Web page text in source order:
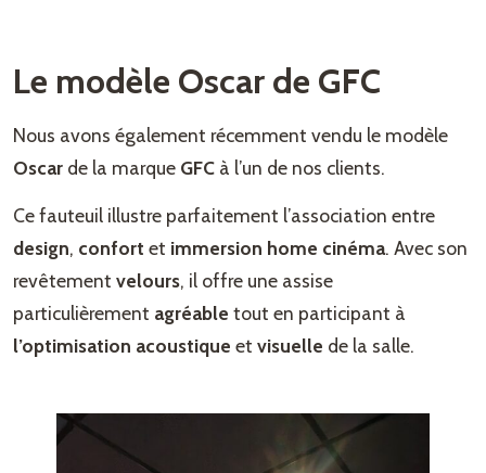
Le modèle Oscar de GFC
Nous avons également récemment vendu le modèle
Oscar de la marque GFC à l’un de nos clients.
Ce fauteuil illustre parfaitement l’association entre
design, confort et immersion home cinéma. Avec son
revêtement velours, il offre une assise
particulièrement agréable tout en participant à
l’optimisation acoustique et visuelle de la salle.